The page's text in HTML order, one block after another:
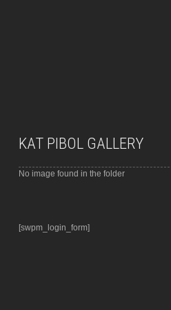
KAT PIBOL GALLERY
No image found in the folder
[swpm_login_form]